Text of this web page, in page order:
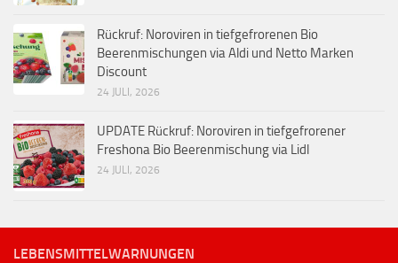
Rückruf: Noroviren in tiefgefrorenen Bio
Beerenmischungen via Aldi und Netto Marken
Discount
24 JULI, 2026
UPDATE Rückruf: Noroviren in tiefgefrorener
Freshona Bio Beerenmischung via Lidl
24 JULI, 2026
LEBENSMITTELWARNUNGEN